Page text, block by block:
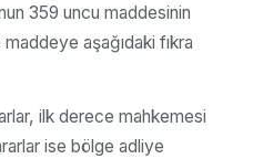
359 uncu maddesinin
aşağıdaki fıkra
ilk derece mahkemesi
ise bölge adliye